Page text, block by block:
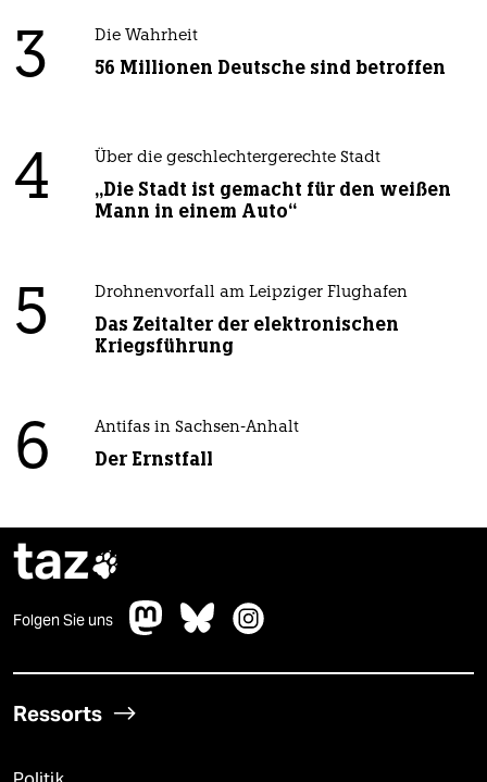
3 Die Wahrheit
56 Millionen Deutsche sind betroffen
4 Über die geschlechtergerechte Stadt
„Die Stadt ist gemacht für den weißen
Mann in einem Auto“
5 Drohnenvorfall am Leipziger Flughafen
Das Zeitalter der elektronischen
Kriegsführung
6 Antifas in Sachsen-Anhalt
Der Ernstfall
taz
Folgen Sie uns
Ressorts